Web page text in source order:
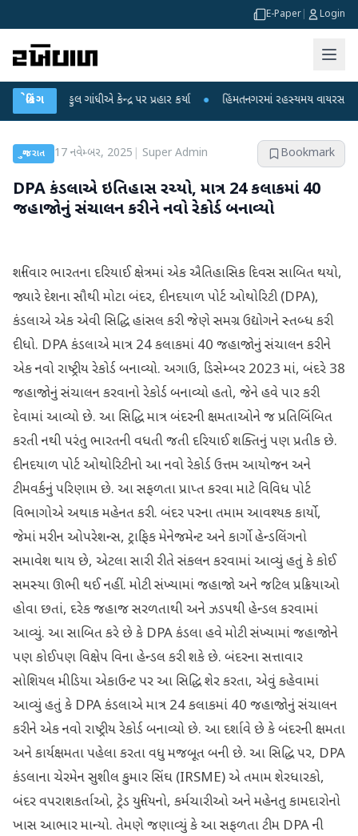
E-Paper Login
બ્રેકિંગ
રાહુલ ગાંધીએ કેન્દ્ર પર પ્રહાર કર્યા ● હિંમતનગરમાં રહસ્યમય વાયરસ કે ચાંદીપુરા?
ગુજરાત 17 નવેમ્બર, 2025 Super Admin Bookmark
DPA કંડલાએ ઇતિહાસ રચ્યો, માત્ર 24 કલાકમાં 40
જહાજોનું સંચાલન કરીને નવો રેકોર્ડ બનાવ્યો
શનિવાર ભારતના દરિયાઈ ક્ષેત્રમાં એક ઐતિહાસિક દિવસ સાબિત થયો,
જ્યારે દેશના સૌથી મોટા બંદર, દીનદયાળ પોર્ટ ઓથોરિટી (DPA),
કંડલાએ એક એવી સિદ્ધિ હાંસલ કરી જેણે સમગ્ર ઉદ્યોગને સ્તબ્ધ કરી
દીધો. DPA કંડલાએ માત્ર 24 કલાકમાં 40 જહાજોનું સંચાલન કરીને
એક નવો રાષ્ટ્રીય રેકોર્ડ બનાવ્યો. અગાઉ, ડિસેમ્બર 2023 માં, બંદરે 38
જહાજોનું સંચાલન કરવાનો રેકોર્ડ બનાવ્યો હતો, જેને હવે પાર કરી
દેવામાં આવ્યો છે. આ સિદ્ધિ માત્ર બંદરની ક્ષમતાઓને જ પ્રતિબિંબિત
કરતી નથી પરંતુ ભારતની વધતી જતી દરિયાઈ શક્તિનું પણ પ્રતીક છે.
દીનદયાળ પોર્ટ ઓથોરિટીનો આ નવો રેકોર્ડ ઉત્તમ આયોજન અને
ટીમવર્કનું પરિણામ છે. આ સફળતા પ્રાપ્ત કરવા માટે વિવિધ પોર્ટ
વિભાગોએ અથાક મહેનત કરી. બંદર પરના તમામ આવશ્યક કાર્યો,
જેમાં મરીન ઓપરેશન્સ, ટ્રાફિક મેનેજમેન્ટ અને કાર્ગો હેન્ડલિંગનો
સમાવેશ થાય છે, એટલા સારી રીતે સંકલન કરવામાં આવ્યું હતું કે કોઈ
સમસ્યા ઊભી થઈ નહીં. મોટી સંખ્યામાં જહાજો અને જટિલ પ્રક્રિયાઓ
હોવા છતાં, દરેક જહાજ સરળતાથી અને ઝડપથી હેન્ડલ કરવામાં
આવ્યું. આ સાબિત કરે છે કે DPA કંડલા હવે મોટી સંખ્યામાં જહાજોને
પણ કોઈપણ વિક્ષેપ વિના હેન્ડલ કરી શકે છે. બંદરના સત્તાવાર
સોશિયલ મીડિયા એકાઉન્ટ પર આ સિદ્ધિ શેર કરતા, એવું કહેવામાં
આવ્યું હતું કે DPA કંડલાએ માત્ર 24 કલાકમાં 40 જહાજોનું સંચાલન
કરીને એક નવો રાષ્ટ્રીય રેકોર્ડ બનાવ્યો છે. આ દર્શાવે છે કે બંદરની ક્ષમતા
અને કાર્યક્ષમતા પહેલા કરતા વધુ મજબૂત બની છે. આ સિદ્ધિ પર, DPA
કંડલાના ચેરમેન સુશીલ કુમાર સિંઘ (IRSME) એ તમામ શેરધારકો,
બંદર વપરાશકર્તાઓ, ટ્રેડ યુનિયનો, કર્મચારીઓ અને મહેનતુ કામદારોનો
ખાસ આભાર માન્યો. તેમણે જણાવ્યું કે આ સફળતા ટીમ DPA ની